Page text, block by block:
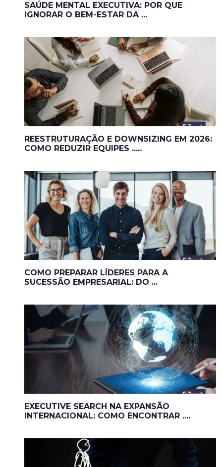
SAÚDE MENTAL EXECUTIVA: POR QUE
IGNORAR O BEM-ESTAR DA ...
REESTRUTURAÇÃO E DOWNSIZING EM 2026:
COMO REDUZIR EQUIPES .....
COMO PREPARAR LÍDERES PARA A
SUCESSÃO EMPRESARIAL: DO ...
EXECUTIVE SEARCH NA EXPANSÃO
INTERNACIONAL: COMO ENCONTRAR ....